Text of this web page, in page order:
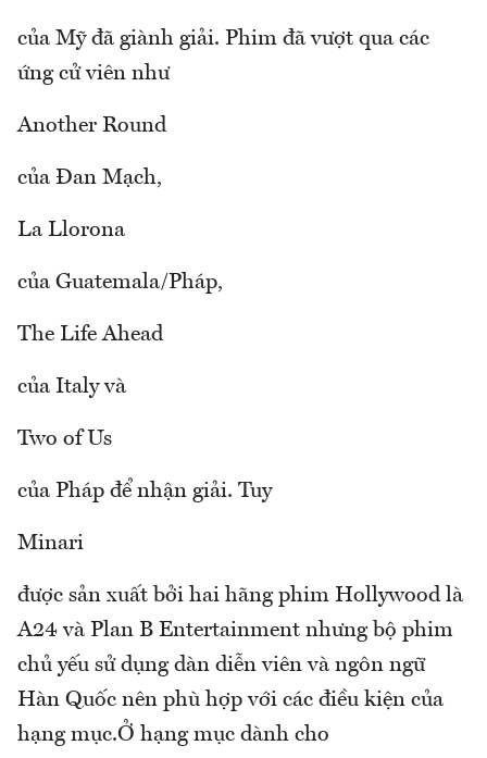
của Mỹ đã giành giải. Phim đã vượt qua các
ứng cử viên như
Another Round
của Đan Mạch,
La Llorona
của Guatemala/Pháp,
The Life Ahead
của Italy và
Two of Us
của Pháp để nhận giải. Tuy
Minari
được sản xuất bởi hai hãng phim Hollywood là
A24 và Plan B Entertainment nhưng bộ phim
chủ yếu sử dụng dàn diễn viên và ngôn ngữ
Hàn Quốc nên phù hợp với các điều kiện của
hạng mục.Ở hạng mục dành cho